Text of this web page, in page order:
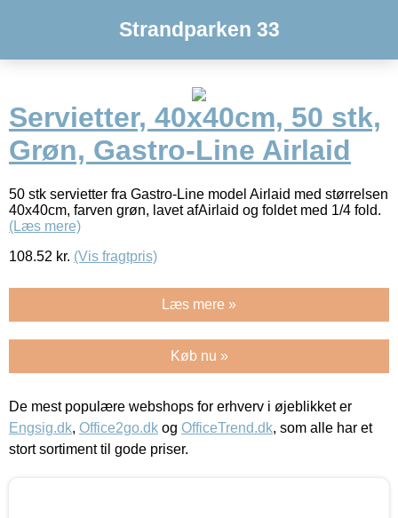
Strandparken 33
Servietter, 40x40cm, 50 stk,
Grøn, Gastro-Line Airlaid
50 stk servietter fra Gastro-Line model Airlaid med størrelsen
40x40cm, farven grøn, lavet afAirlaid og foldet med 1/4 fold.
(Læs mere)
108.52 kr. (Vis fragtpris)
Læs mere »
Køb nu »
De mest populære webshops for erhverv i øjeblikket er
Engsig.dk, Office2go.dk og OfficeTrend.dk, som alle har et
stort sortiment til gode priser.